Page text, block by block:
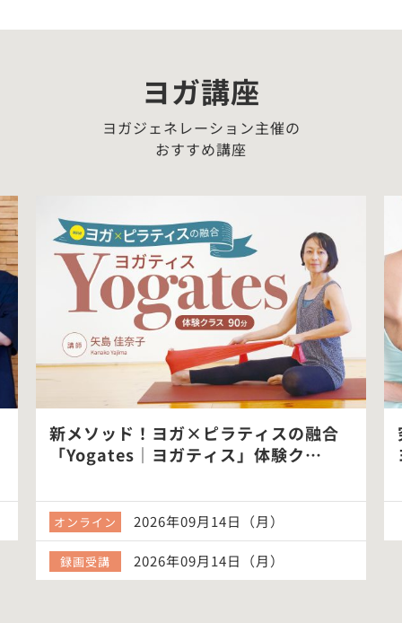
ヨガ講座
ヨガジェネレーション主催の
おすすめ講座
新メソッド！ヨガ×ピラティスの融合
「Yogates｜ヨガティス」体験ク…
オンライン 2026年09月14日（月）
録画受講 2026年09月14日（月）